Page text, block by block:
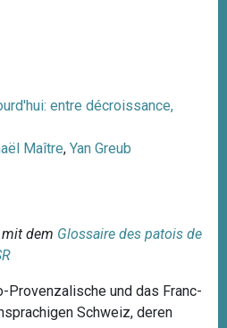
entre décroissance,
Maître, Yan Greub
dem Glossaire des patois de
Provenzalische und das Franc-
Schweiz, deren